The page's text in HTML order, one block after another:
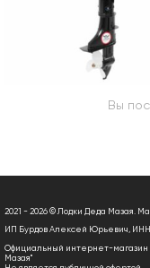
Вы
2021 - 2026 © Лодки Деда Мазая.
ИП Бурдов Алексей Юрьевич, ИНН
Официальный интернет-магазин
Мазая"